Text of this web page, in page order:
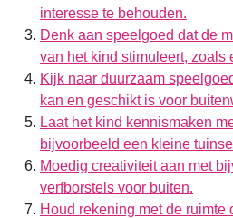
interesse te behouden.
Denk aan speelgoed dat de
van het kind stimuleert, zoals
Kijk naar duurzaam
kan en geschikt is voor
Laat het kind kennismaken
bijvoorbeeld een kleine
Moedig creativiteit aan met
verfborstels voor buiten.
Houd rekening met de ruimte